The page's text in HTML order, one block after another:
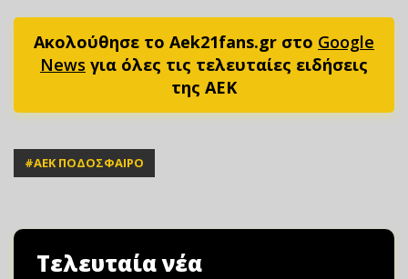
Ακολούθησε το Aek21fans.gr στο Google
News για όλες τις τελευταίες ειδήσεις
της ΑΕΚ
#ΑΕΚ ΠΟΔΟΣΦΑΙΡΟ
Τελευταία νέα